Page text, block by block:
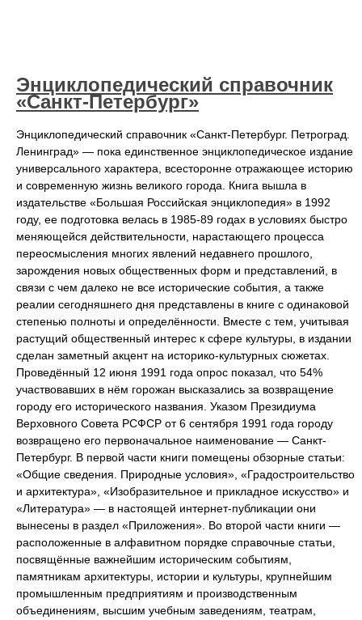
Энциклопедический справочник
«Санкт-Петербург»
Энциклопедический справочник «Санкт-Петербург. Петроград.
Ленинград» — пока единственное энциклопедическое издание
универсального характера, всесторонне отражающее историю
и современную жизнь великого города. Книга вышла в
издательстве «Большая Российская энциклопедия» в 1992
году, ее подготовка велась в 1985-89 годах в условиях быстро
меняющейся действительности, нарастающего процесса
переосмысления многих явлений недавнего прошлого,
зарождения новых общественных форм и представлений, в
связи с чем далеко не все исторические события, а также
реалии сегодняшнего дня представлены в книге с одинаковой
степенью полноты и определённости. Вместе с тем, учитывая
растущий общественный интерес к сфере культуры, в издании
сделан заметный акцент на историко-культурных сюжетах.
Проведённый 12 июня 1991 года опрос показал, что 54%
участвовавших в нём горожан высказались за возвращение
городу его исторического названия. Указом Президиума
Верховного Совета РСФСР от 6 сентября 1991 года городу
возвращено его первоначальное наименование — Санкт-
Петербург. В первой части книги помещены обзорные статьи:
«Общие сведения. Природные условия», «Градостроительство
и архитектура», «Изобразительное и прикладное искусство» и
«Литература» — в настоящей интернет-публикации они
вынесены в раздел «Приложения». Во второй части книги —
расположенные в алфавитном порядке справочные статьи,
посвящённые важнейшим историческим событиям,
памятникам архитектуры, истории и культуры, крупнейшим
промышленным предприятиям и производственным
объединениям, высшим учебным заведениям, театрам,